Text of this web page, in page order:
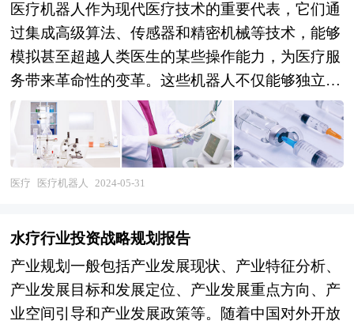
医疗机器人作为现代医疗技术的重要代表，它们通
过集成高级算法、传感器和精密机械等技术，能够
模拟甚至超越人类医生的某些操作能力，为医疗服
务带来革命性的变革。这些机器人不仅能够独立编
制操作计划，还能根据患者的实际病情和手术需
求，实时调整动作程序，确保手术或治疗的精准性
和安全性。 医疗机器人的快速发展与广泛应用，
离不开国际与国内基础科学技术与人工智能的持续
理、老残照顾以及手术操作等方面的作用愈发凸
显。得益于手术机器人的火热发展、政策扶持以及
市场需求等多方面的利好因素，我国医疗机器人市
场规模正迅速扩张。 医疗机器人的应用前景十分
医疗 医疗机器人 2024-05-31
水疗行业投资战略规划报告
产业规划一般包括产业发展现状、产业特征分析、
产业发展目标和发展定位、产业发展重点方向、产
业空间引导和产业发展政策等。随着中国对外开放